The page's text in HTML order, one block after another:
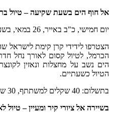
אל חוף הים בשעת שקיעה – טיול
יום חמישי, כ"ב באייר, 26 במאי, בשעה 18:00.
הצטרפו לידידי קרן קימת לישראל
הכרמל, לטיול קסום לאורך נחל
הים נשב על מחצלות ונאזין
הטיול כשעתיים.
בתשלום: 40 שקלים למשתתף, 30 שקלים למנויי אי ירוק.
בשיירה אל ציורי קיר ומעיין – טיול